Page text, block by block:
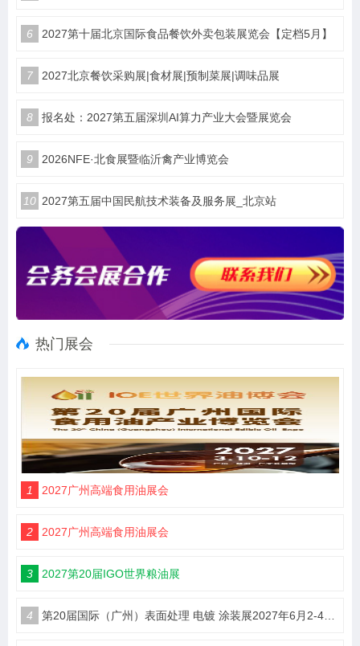
6 2027第十届北京国际食品餐饮外卖包装展览会【定档5月】
7 2027北京餐饮采购展|食材展|预制菜展|调味品展
8 报名处：2027第五届深圳AI算力产业大会暨展览会
9 2026NFE·北食展暨临沂禽产业博览会
10 2027第五届中国民航技术装备及服务展_北京站
热门展会
1 2027广州高端食用油展会
2 2027广州高端食用油展会
3 2027第20届IGO世界粮油展
4 第20届国际（广州）表面处理 电镀 涂装展2027年6月2-4日在广交会展馆举办